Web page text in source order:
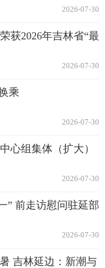
2026-07-30
获2026年吉林省“最
2026-07-30
乘
2026-07-30
心组集体（扩大）
2026-07-30
” 前走访慰问驻延部
2026-07-30
吉林延边：新潮与